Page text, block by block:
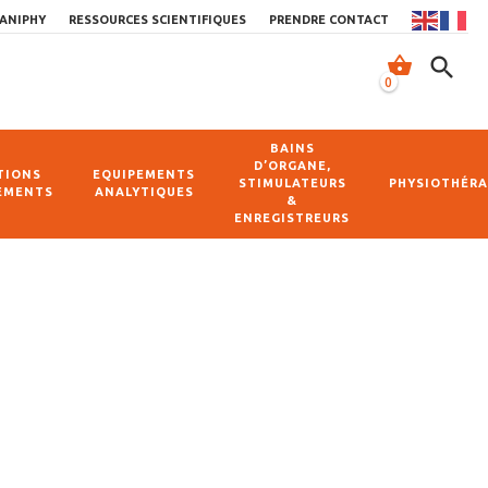
0
shopping_basket search
RESSOURCES SCIENTIFIQUES PRENDRE CONTACT
EQUIPEMENTS
ANALYTIQUES
BAINS
D’ORGANE,
STIMULATEURS
&
ENREGISTREURS